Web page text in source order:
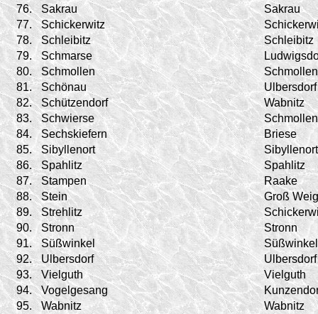
76.
Sakrau
Sakrau
77.
Schickerwitz
78.
Schleibitz
Schleibitz
79.
Schmarse
80.
Schmollen
Schmollen
81.
Schönau
Ulbersdorf
82.
Schützendorf
Wabnitz
83.
Schwierse
Schmollen
84.
Sechskiefern
Briese
85.
Sibyllenort
Sibyllenort
86.
Spahlitz
Spahlitz
87.
Stampen
Raake
88.
Stein
Groß
89.
Strehlitz
90.
Stronn
Stronn
91.
Süßwinkel
Süßwinkel
92.
Ulbersdorf
Ulbersdorf
93.
Vielguth
Vielguth
94.
Vogelgesang
95.
Wabnitz
Wabnitz